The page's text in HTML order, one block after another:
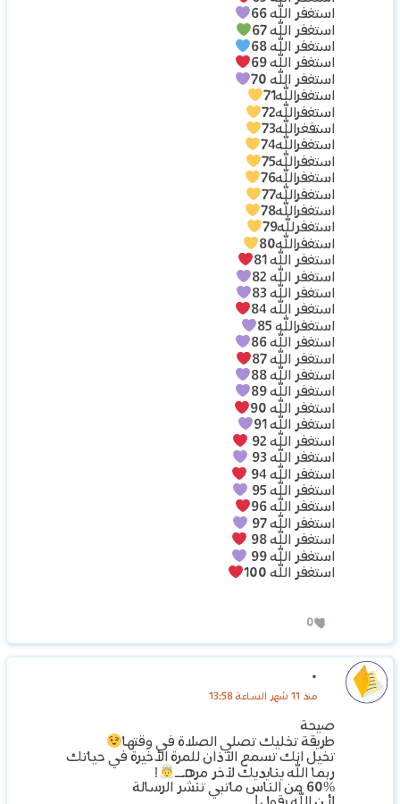
استغفر الله 66
استغفر الله 67
استغفر الله 68
استغفر الله 69
استغفر الله 70
استغفرالله71
استغفرالله72
استفغرالله73
استغفرالله74
استغفرالله75
استغفرالله76
استغفرالله77
استغفرالله78
استغفرلله79
استغفرالله80
استغفر الله 81
استغفر الله 82
استغفر الله 83
استغفر الله 84
استغفرالله 85
استغفر الله 86
استغفر الله 87
استغفر الله 88
استغفر الله 89
استغفر الله 90
استغفر الله 91
استغفر الله 92
استغفر الله 93
استغفر الله 94
استغفر الله 95
استغفر الله 96
استغفر الله 97
استغفر الله 98
استغفر الله 99
استغفر الله 100
0
.
منذ 11 شهر الساعة 13:58
صيحة
طريقة تخليك تصلي الصلاة في وقتها
تخيل انك تسمع الآذان للمرة الأخيرة في حياتك
ربما الله ينايديك لآخر مرهــ
!
60% من الناس ماتبي تنشر الرسالة